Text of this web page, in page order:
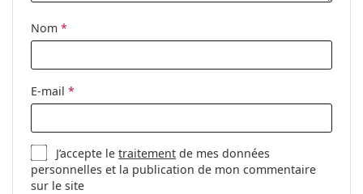
Nom *
E-mail *
J’accepte letraitement de mes données
personnelles et la publication de mon commentaire
sur le site